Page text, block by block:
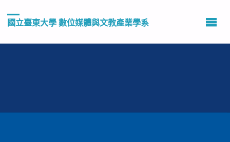
國立臺東大學 數位媒體與文教產業學系